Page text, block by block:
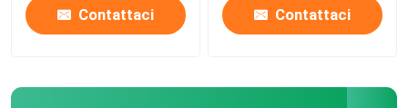
Contattaci Contattaci